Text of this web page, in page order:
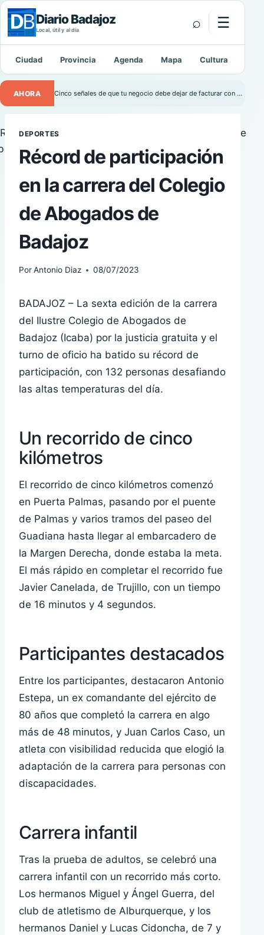
Diario Badajoz
Local, útil y al día ⌕ ☰Abrir
Buscar:
Ciudad Provincia Agenda Mapa Cultura
AHORA Cinco señales de que tu negocio debe dejar de facturar con Excel
DEPORTES
Récord de participación
en la carrera del Colegio
de Abogados de
Badajoz
PorAntonio Diaz 08/07/2023
BADAJOZ – La sexta edición de la carrera
del Ilustre Colegio de Abogados de
Badajoz (Icaba) por la justicia gratuita y el
turno de oficio ha batido su récord de
participación, con 132 personas desafiando
las altas temperaturas del día.
Un recorrido de cinco
kilómetros
El recorrido de cinco kilómetros comenzó
en Puerta Palmas, pasando por el puente
de Palmas y varios tramos del paseo del
Guadiana hasta llegar al embarcadero de
la Margen Derecha, donde estaba la meta.
El más rápido en completar el recorrido fue
Javier Canelada, de Trujillo, con un tiempo
de 16 minutos y 4 segundos.
Participantes destacados
Entre los participantes, destacaron Antonio
Estepa, un ex comandante del ejército de
80 años que completó la carrera en algo
más de 48 minutos, y Juan Carlos Caso, un
atleta con visibilidad reducida que elogió la
adaptación de la carrera para personas con
discapacidades.
Carrera infantil
Tras la prueba de adultos, se celebró una
carrera infantil con un recorrido más corto.
Los hermanos Miguel y Ángel Guerra, del
club de atletismo de Alburquerque, y los
hermanos Daniel y Lucas Cidoncha, de 7 y